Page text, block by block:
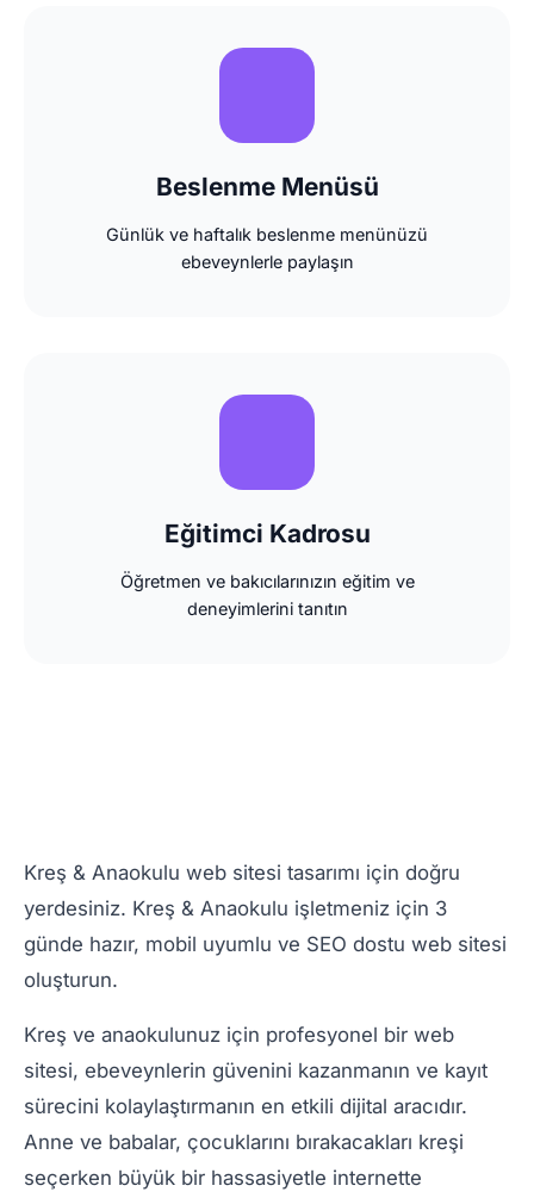
Beslenme Menüsü
Günlük ve haftalık beslenme menünüzü
ebeveynlerle paylaşın
Eğitimci Kadrosu
Öğretmen ve bakıcılarınızın eğitim ve
deneyimlerini tanıtın
Kreş & Anaokulu web sitesi tasarımı için doğru
yerdesiniz. Kreş & Anaokulu işletmeniz için 3
günde hazır, mobil uyumlu ve SEO dostu web sitesi
oluşturun.
Kreş ve anaokulunuz için profesyonel bir web
sitesi, ebeveynlerin güvenini kazanmanın ve kayıt
sürecini kolaylaştırmanın en etkili dijital aracıdır.
Anne ve babalar, çocuklarını bırakacakları kreşi
seçerken büyük bir hassasiyetle internette